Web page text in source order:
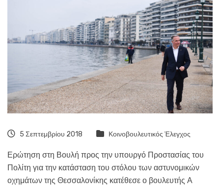
5 Σεπτεμβρίου 2018 Κοινοβουλευτικός Έλεγχος
Ερώτηση στη Βουλή προς την υπουργό Προστασίας του
Πολίτη για την κατάσταση του στόλου των αστυνομικών
οχημάτων της Θεσσαλονίκης κατέθεσε ο βουλευτής Α